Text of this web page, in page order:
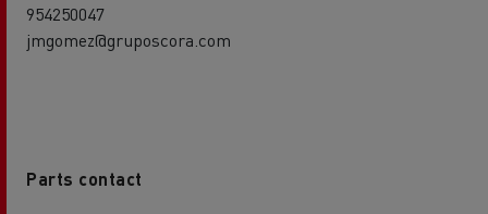
954250047
jmgomez@gruposcora.com
Parts contact